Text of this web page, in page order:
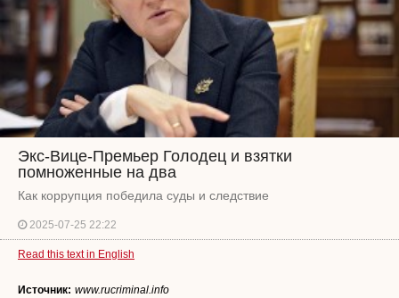
Экс-Вице-Премьер Голодец и взятки
помноженные на два
Как коррупция победила суды и следствие
2025-07-25 22:22
Read this text in English
Источник: www.rucriminal.info